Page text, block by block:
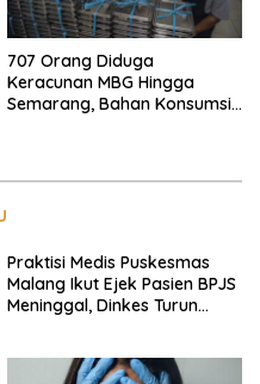
707 Orang Diduga
Keracunan MBG Hingga
Semarang, Bahan Konsumsi
Praktisi Medis Puskesmas
Malang Ikut Ejek Pasien BPJS
Meninggal, Dinkes Turun